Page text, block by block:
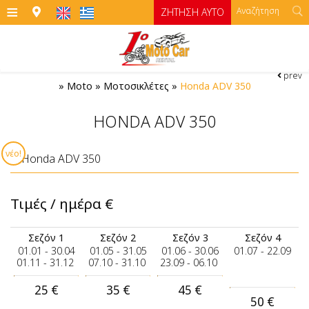
≡ ΖΉΤΗΣΗ ΑΥΤΟ
ΑΡΧΙΚΉ
ΓΡΑΦΕΊΑ
Αυτοκίνητα
Κατηγορία Α1 manual με ανοιγόμενη οροφή
Κατηγορία Β
Κατηγορία Β1
MOTO
Moto
Μοτοσικλέτες
ATV
ΌΡΟΙ ΕΝΟΙΚΊΑΣΗΣ
ΣΊΦΝΟΣ
ΤΙΜΈΣ
ΕΠΙΚΟΙΝΩΝΊΑ
» Moto » Μοτοσικλέτες » Honda ADV 350
HONDA ADV 350
prev
Τιμές / ημέρα €
Σεζόν 1
01.01 - 30.04
01.11 - 31.12
25 €
Σεζόν 2
01.05 - 31.05
07.10 - 31.10
35 €
Σεζόν 3
01.06 - 30.06
23.09 - 06.10
45 €
Σεζόν 4
01.07 - 22.09
50 €
νέο!